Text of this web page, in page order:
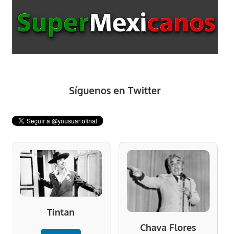
Síguenos en Twitter
Tintan
Chava Flores